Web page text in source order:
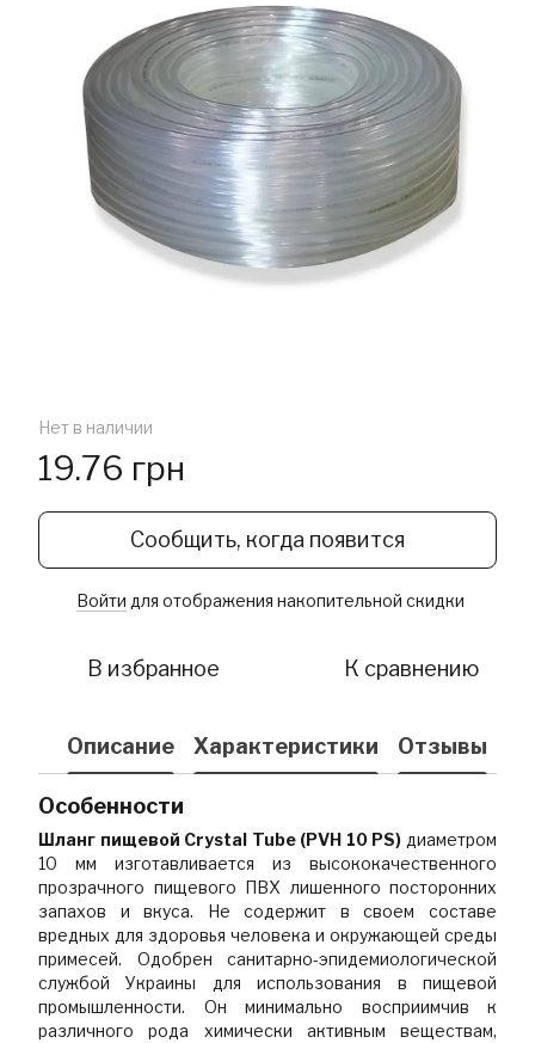
Нет в наличии
19.76 грн
Сообщить, когда появится
Войти для отображения накопительной скидки
В избранное К сравнению
Описание Характеристики Отзывы
Особенности
Шланг пищевой Сrystal Tube (PVH 10 PS) диаметром
10 мм изготавливается из высококачественного
прозрачного пищевого ПВХ лишенного посторонних
запахов и вкуса. Не содержит в своем составе
вредных для здоровья человека и окружающей среды
примесей. Одобрен санитарно-эпидемиологической
службой Украины для использования в пищевой
промышленности. Он минимально восприимчив к
различного рода химически активным веществам,